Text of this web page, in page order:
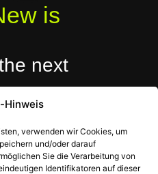
Hinweis
verwenden wir Cookies, um
und/oder darauf
Sie die Verarbeitung von
Identifikatoren auf dieser
is
next
We’re working on a
Thank you for your patience